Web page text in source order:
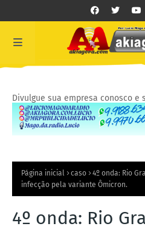
Divulgue sua empresa conosco e
Página inicial caso
4º onda: Rio
infecção pela variante Ômicron.
4º onda: Rio